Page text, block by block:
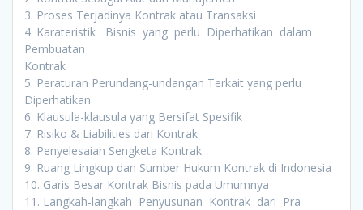
3. Proses Terjadinya Kontrak atau Transaksi
4. Karateristik Bisnis yang perlu Diperhatikan dalam
Pembuatan
Kontrak
5. Peraturan Perundang-undangan Terkait yang perlu
Diperhatikan
6. Klausula-klausula yang Bersifat Spesifik
7. Risiko & Liabilities dari Kontrak
8. Penyelesaian Sengketa Kontrak
9. Ruang Lingkup dan Sumber Hukum Kontrak di Indonesia
10. Garis Besar Kontrak Bisnis pada Umumnya
11. Langkah-langkah Penyusunan Kontrak dari Pra